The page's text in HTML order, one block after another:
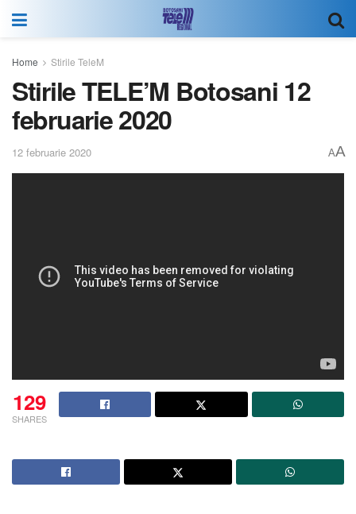
Home Stirile TeleM
Stirile TELE’M Botosani 12
februarie 2020
12 februarie 2020 AA
129
SHARES